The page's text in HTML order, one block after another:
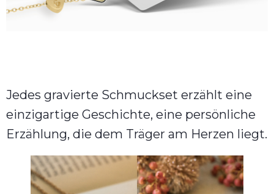
Jedes gravierte Schmuckset erzählt eine
einzigartige Geschichte, eine persönliche
Erzählung, die dem Träger am Herzen liegt.